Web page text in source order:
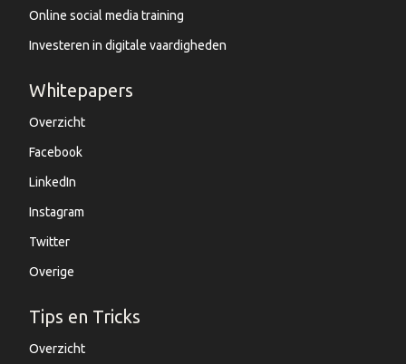
Online social media training
Investeren in digitale vaardigheden
Whitepapers
Overzicht
Facebook
LinkedIn
Instagram
Twitter
Overige
Tips en Tricks
Overzicht